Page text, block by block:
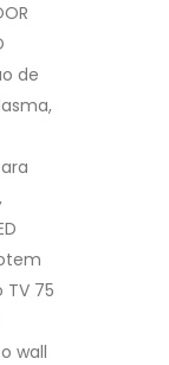
de
75
wall